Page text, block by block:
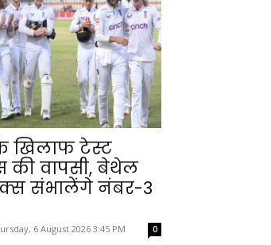
खिलाफ टेस्ट
की वापसी, बेथेल
संभालेंगे नंबर-3
6 August 2026 3:45 PM 0